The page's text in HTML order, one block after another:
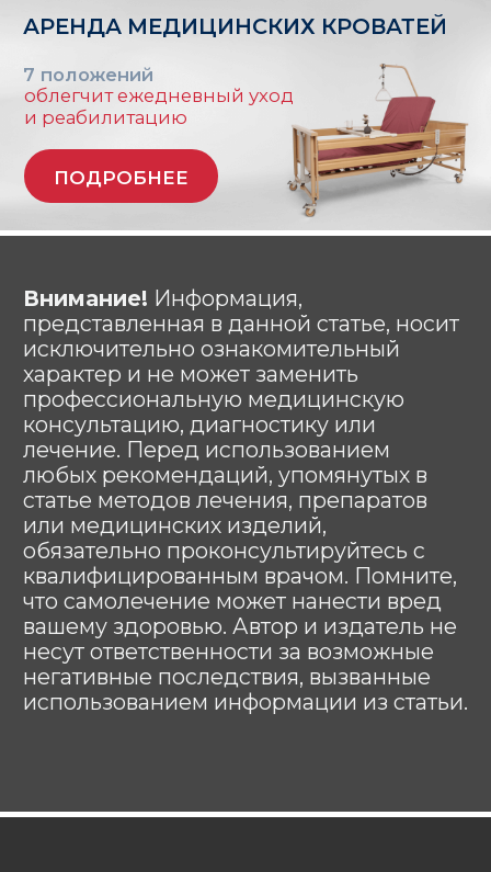
услуги ИП Гришин А.М., вы выражаете
свое согласие сполитикой
конфиденциальностии публичной
офертой.
© Любое использование либо
копирование материалов или подборки
материалов сайта, элементов дизайна и
оформления запрещено | 2026 |
# аренда # кроватей # для лежачих #
для больных # медицинских # прокат #
напрокат # москва # область #
функциональных # взять # мед #
больничных # инвалидных # Burmeier
# подъемный механизм #
многофункциональных #
ортопедических # инвалидов # инсульт
# тяжелобольных #lezhachim
#лежачим
АРЕНДОВАТЬ